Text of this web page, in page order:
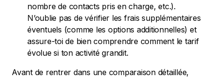
nombre de contacts pris en charge, etc.).
N’oublie pas de vérifier les frais supplémentaires
éventuels (comme les options additionnelles) et
assure-toi de bien comprendre comment le tarif
évolue si ton activité grandit.
Avant de rentrer dans une comparaison détaillée,